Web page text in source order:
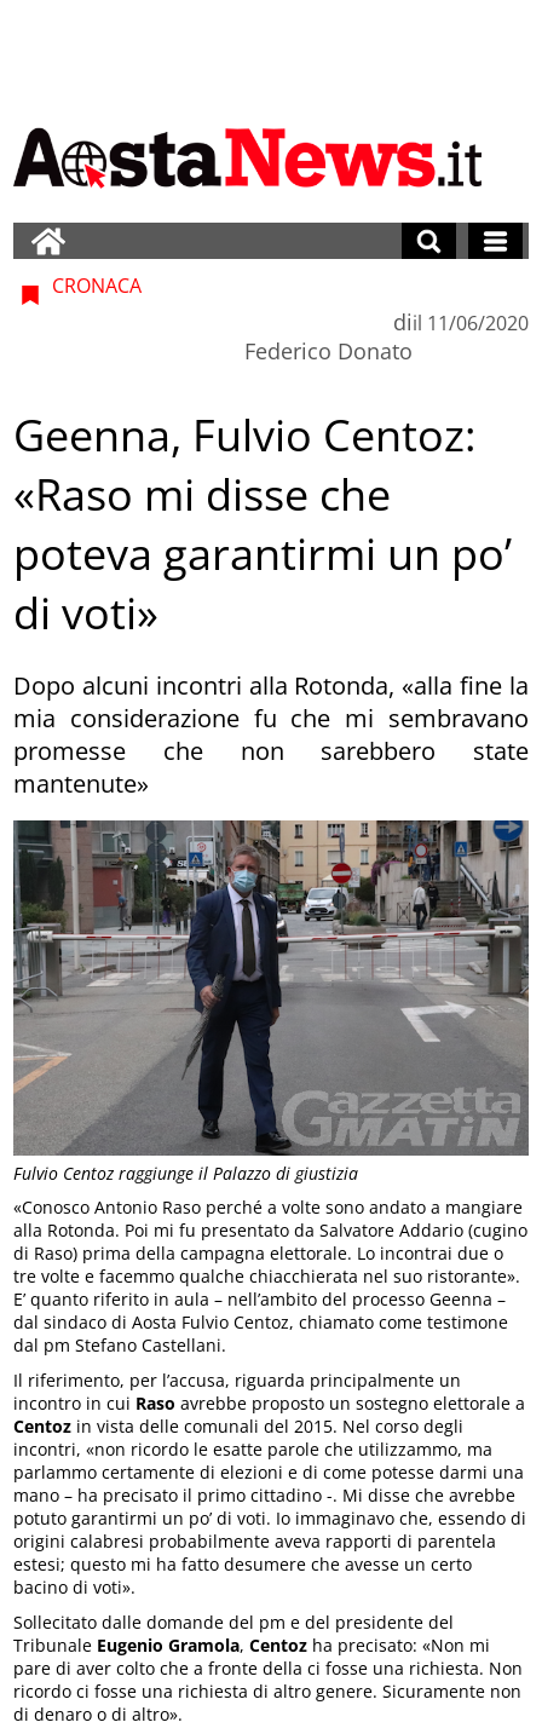
Fulvio Centoz raggiunge il Palazzo di giustizia
CRONACA
di
Federico Donato
il 11/06/2020
Geenna, Fulvio Centoz:
«Raso mi disse che
poteva garantirmi un po’
di voti»
Dopo alcuni incontri alla Rotonda, «alla fine la
mia considerazione fu che mi sembravano
promesse che non sarebbero state
mantenute»
«Conosco Antonio Raso perché a volte sono andato a mangiare
alla Rotonda. Poi mi fu presentato da Salvatore Addario (cugino
di Raso) prima della campagna elettorale. Lo incontrai due o
tre volte e facemmo qualche chiacchierata nel suo ristorante».
E’ quanto riferito in aula – nell’ambito del processo Geenna –
dal sindaco di Aosta Fulvio Centoz, chiamato come testimone
dal pm Stefano Castellani.
Il riferimento, per l’accusa, riguarda principalmente un
incontro in cui Raso avrebbe proposto un sostegno elettorale a
Centoz in vista delle comunali del 2015. Nel corso degli
incontri, «non ricordo le esatte parole che utilizzammo, ma
parlammo certamente di elezioni e di come potesse darmi una
mano – ha precisato il primo cittadino -. Mi disse che avrebbe
potuto garantirmi un po’ di voti. Io immaginavo che, essendo di
origini calabresi probabilmente aveva rapporti di parentela
estesi; questo mi ha fatto desumere che avesse un certo
bacino di voti».
Sollecitato dalle domande del pm e del presidente del
Tribunale Eugenio Gramola,Centoz ha precisato: «Non mi
pare di aver colto che a fronte della ci fosse una richiesta. Non
ricordo ci fosse una richiesta di altro genere. Sicuramente non
di denaro o di altro».